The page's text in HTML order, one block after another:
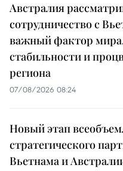
Австралия
сотрудничество с
важный фактор
стабильности и
региона
07/08/2026 08:24
Новый этап
стратегического
Вьетнама и